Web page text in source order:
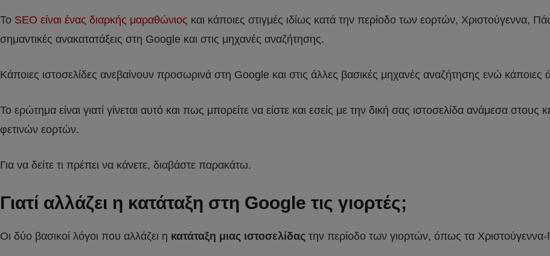
Το SEO είναι ένας διαρκής μαραθώνιος και κάποιες στιγμές ιδίως κατά την περίοδο των εορτών, Χριστούγεννα,
σημαντικές ανακατατάξεις στη Google και στις μηχανές αναζήτησης.
Κάποιες ιστοσελίδες ανεβαίνουν προσωρινά στη Google και στις άλλες βασικές μηχανές αναζήτησης ενώ κάποιες
Το ερώτημα είναι γιατί γίνεται αυτό και πως μπορείτε να είστε και εσείς με την δική σας ιστοσελίδα ανάμεσα
φετινών εορτών.
Για να δείτε τι πρέπει να κάνετε, διαβάστε παρακάτω.
Γιατί αλλάζει η κατάταξη στη Google τις γιορτές;
Οι δύο βασικοί λόγοι που αλλάζει η κατάταξη μιας ιστοσελίδας την περίοδο των γιορτών, όπως τα